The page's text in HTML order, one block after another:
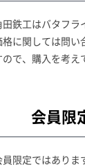
田鉄工はバタフラ
格に関しては問い
ので、購入を考え
会員限
員限定ではありま